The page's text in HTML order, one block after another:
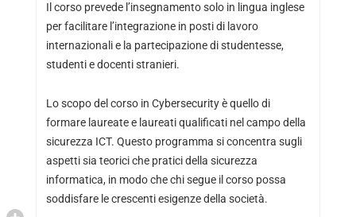
Il corso prevede l’insegnamento solo in lingua inglese
per facilitare l’integrazione in posti di lavoro
internazionali e la partecipazione di studentesse,
studenti e docenti stranieri.
Lo scopo del corso in Cybersecurity è quello di
formare laureate e laureati qualificati nel campo della
sicurezza ICT. Questo programma si concentra sugli
aspetti sia teorici che pratici della sicurezza
informatica, in modo che chi segue il corso possa
soddisfare le crescenti esigenze della società.